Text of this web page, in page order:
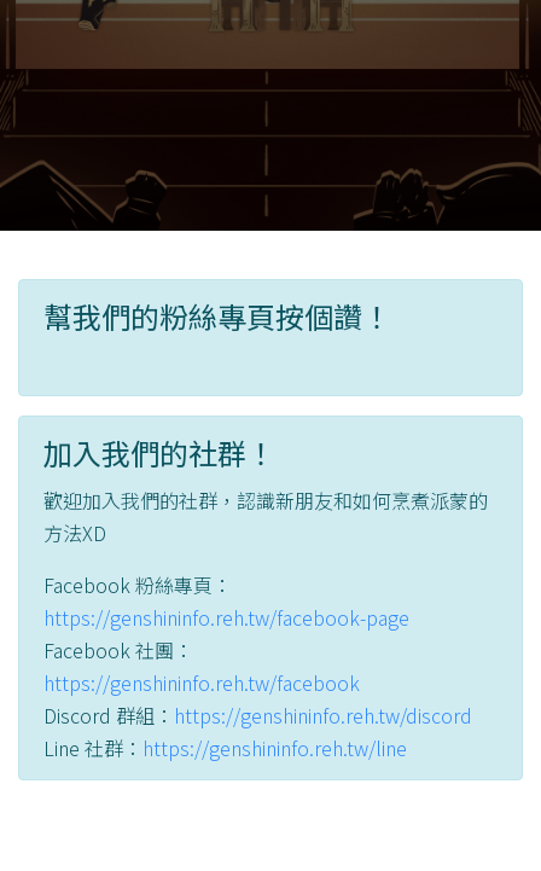
幫我們的粉絲專頁按個讚！
加入我們的社群！
歡迎加入我們的社群，認識新朋友和如何烹煮派蒙的
方法XD
Facebook 粉絲專頁：
https://genshininfo.reh.tw/facebook-page
Facebook 社團：
https://genshininfo.reh.tw/facebook
Discord 群組： https://genshininfo.reh.tw/discord
Line 社群： https://genshininfo.reh.tw/line